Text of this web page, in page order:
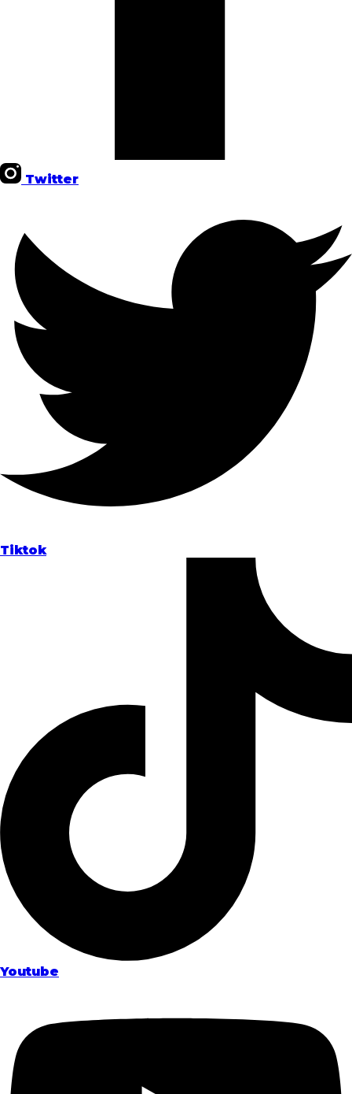
Twitter
Tiktok
Youtube